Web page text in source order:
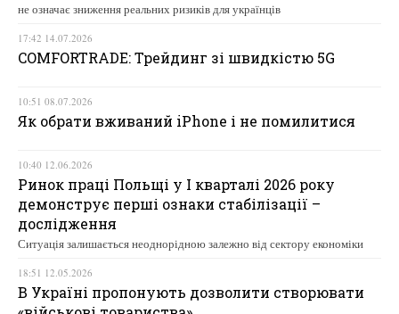
не означає зниження реальних ризиків для українців
17:42 14.07.2026
COMFORTRADE: Трейдинг зі швидкістю 5G
10:51 08.07.2026
Як обрати вживаний iPhone і не помилитися
10:40 12.06.2026
Ринок праці Польщі у І кварталі 2026 року
демонструє перші ознаки стабілізації –
дослідження
Ситуація залишається неоднорідною залежно від сектору економіки
18:51 12.05.2026
В Україні пропонують дозволити створювати